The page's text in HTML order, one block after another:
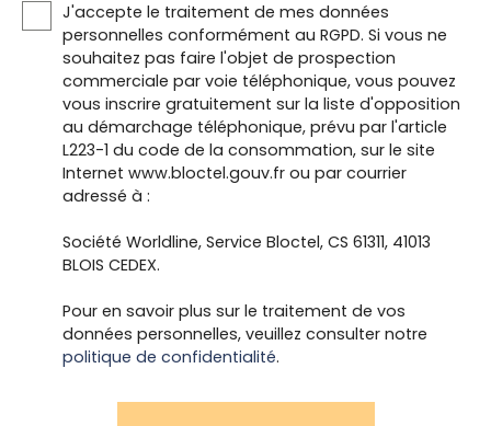
J'accepte le traitement de mes données
personnelles conformément au RGPD. Si vous ne
souhaitez pas faire l'objet de prospection
commerciale par voie téléphonique, vous pouvez
vous inscrire gratuitement sur la liste d'opposition
au démarchage téléphonique, prévu par l'article
L223-1 du code de la consommation, sur le site
Internet www.bloctel.gouv.fr ou par courrier
adressé à :
Société Worldline, Service Bloctel, CS 61311, 41013
BLOIS CEDEX.
Pour en savoir plus sur le traitement de vos
données personnelles, veuillez consulter notre
politique de confidentialité.